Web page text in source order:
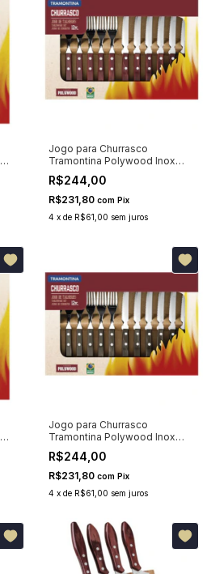
Jogo para Churrasco
Tramontina Polywood Inox
Cabo Vermelho 12 Peças
R$244,00
R$231,80 com Pix
4 x de R$61,00 sem juros
Jogo para Churrasco
Tramontina Polywood Inox
Cabo Castanho 12 Peças
R$244,00
R$231,80 com Pix
4 x de R$61,00 sem juros